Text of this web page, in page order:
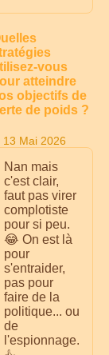
vous
atteindre
objectifs de
de poids ?
13 Mai 2026
Nan mais
c'est clair,
faut pas virer
complotiste
pour si peu.
😂 On est là
pour
s'entraider,
pas pour
faire de la
politique... ou
de
l'espionnage.